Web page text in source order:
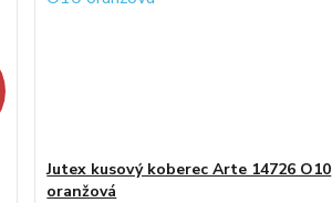
Jutex kusový koberec Arte 14726 O10
oranžová